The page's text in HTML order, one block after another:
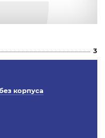
3
корпуса